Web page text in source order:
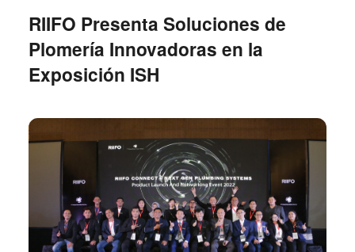
RIIFO Presenta Soluciones de
Plomería Innovadoras en la
Exposición ISH